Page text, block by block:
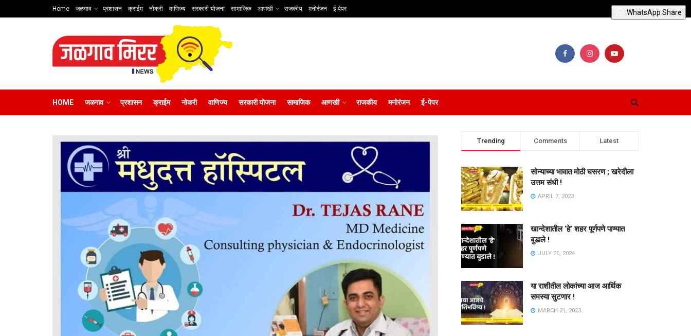
Home जळगाव प्रशासन क्राईम नोकरी वाणिज्य सरकारी योजना सामाजिक आणखी राजकीय मनोरंजन ई-पेपर
HOME जळगाव प्रशासन क्राईम नोकरी वाणिज्य सरकारी योजना सामाजिक आणखी राजकीय मनोरंजन ई-पेपर
Trending Comments Latest
सोन्याच्या भावात मोठी घसरण ; खरेदीला
उत्तम संधी !
APRIL 7, 2023
खान्देशातील ‘हे’ शहर पूर्णपणे पाण्यात
बुडाले !
JULY 26, 2024
या राशीतील लोकांच्या आज आर्थिक
समस्या सुटणार !
MARCH 21, 2023
WhatsApp Share